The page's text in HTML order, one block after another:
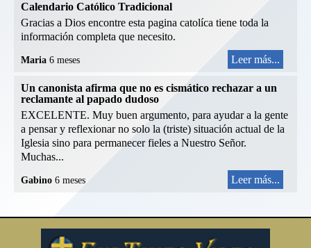
Calendario Católico Tradicional
Gracias a Dios encontre esta pagina catolíca tiene toda la
información completa que necesito.
Maria 6 meses Leer más...
Un canonista afirma que no es cismático rechazar a un
reclamante al papado dudoso
EXCELENTE. Muy buen argumento, para ayudar a la gente
a pensar y reflexionar no solo la (triste) situación actual de la
Iglesia sino para permanecer fieles a Nuestro Señor.
Muchas...
Gabino 6 meses Leer más...